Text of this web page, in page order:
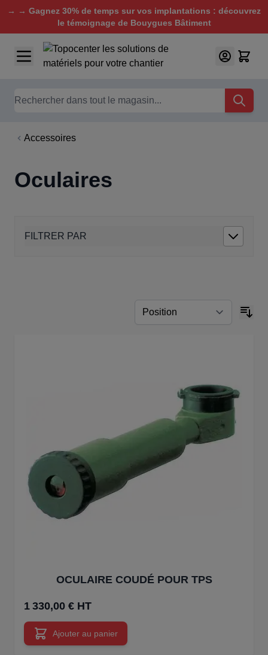
→ → Gagnez 30% de temps sur vos implantations : découvrez
le témoignage de Bouygues Bâtiment
Aller au contenu
Chercher
Accessoires
Oculaires
FILTRER PAR
OCULAIRE COUDÉ POUR TPS
1 330,00 € HT
Ajouter au panier